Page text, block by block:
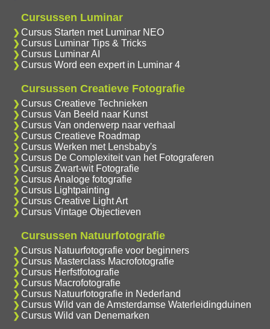
Cursussen Luminar
Cursus Starten met Luminar NEO
Cursus Luminar Tips & Tricks
Cursus Luminar AI
Cursus Word een expert in Luminar 4
Cursussen Creatieve Fotografie
Cursus Creatieve Technieken
Cursus Van Beeld naar Kunst
Cursus Van onderwerp naar verhaal
Cursus Creatieve Roadmap
Cursus Werken met Lensbaby's
Cursus De Complexiteit van het Fotograferen
Cursus Zwart-wit Fotografie
Cursus Analoge fotografie
Cursus Lightpainting
Cursus Creative Light Art
Cursus Vintage Objectieven
Cursussen Natuurfotografie
Cursus Natuurfotografie voor beginners
Cursus Masterclass Macrofotografie
Cursus Herfstfotografie
Cursus Macrofotografie
Cursus Natuurfotografie in Nederland
Cursus Wild van de Amsterdamse Waterleidingduinen
Cursus Wild van Denemarken